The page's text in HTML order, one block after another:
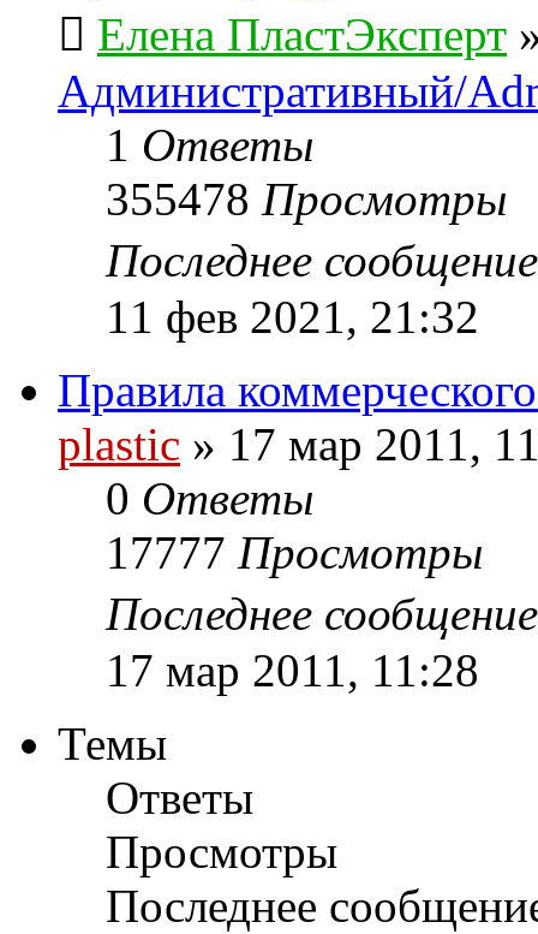
Елена ПластЭксперт
Административный/
1 Ответы
355478 Просмотры
Последнее
11 фев 2021, 21:32
Правила
plastic » 17 мар 2011,
0 Ответы
17777 Просмотры
Последнее
17 мар 2011, 11:28
Темы
Ответы
Просмотры
Последнее